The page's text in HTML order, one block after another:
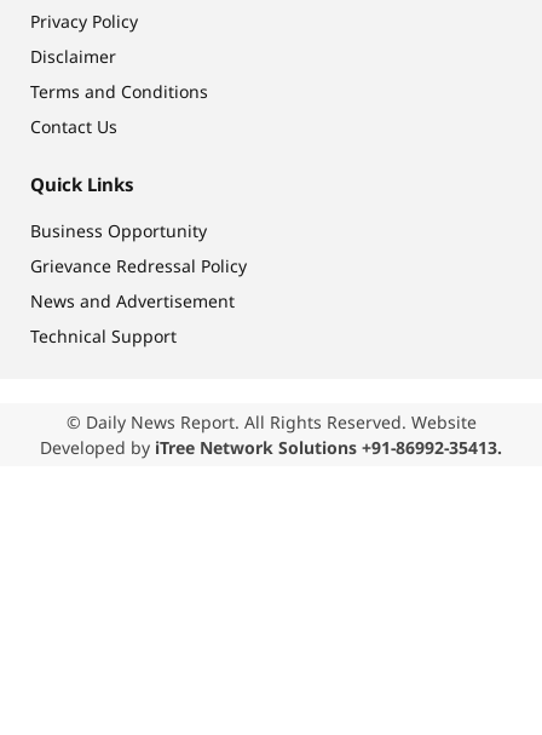
Privacy Policy
Disclaimer
Terms and Conditions
Contact Us
Quick Links
Business Opportunity
Grievance Redressal Policy
News and Advertisement
Technical Support
© Daily News Report. All Rights Reserved. Website
Developed by iTree Network Solutions +91-86992-35413.